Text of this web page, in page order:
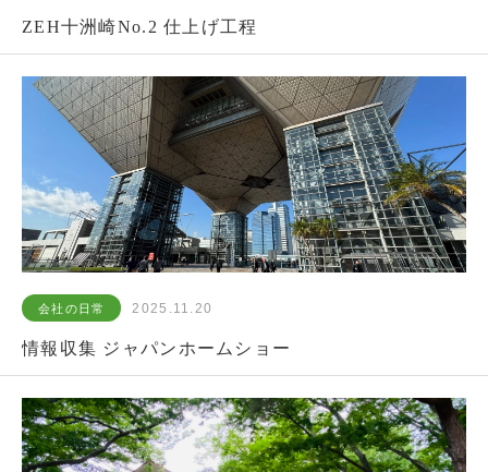
ZEH十洲崎No.2 仕上げ工程
会社の日常 2025.11.20
情報収集 ジャパンホームショー